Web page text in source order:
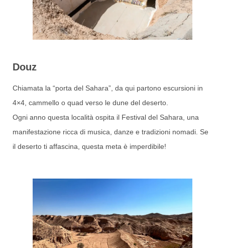
Douz
Chiamata la “porta del Sahara”, da qui partono escursioni in
4×4, cammello o quad verso le dune del deserto.
Ogni anno questa località ospita il Festival del Sahara, una
manifestazione ricca di musica, danze e tradizioni nomadi. Se
il deserto ti affascina, questa meta è imperdibile!